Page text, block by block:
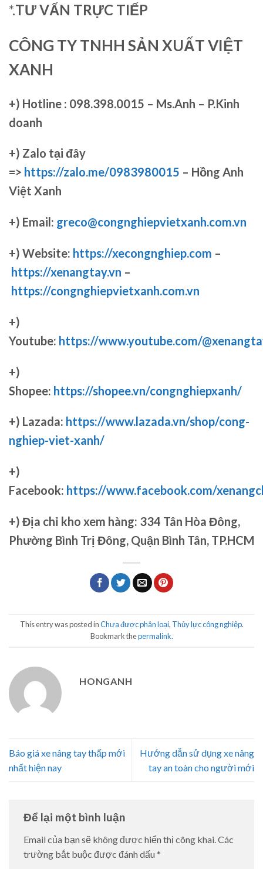
*.TƯ VẤN TRỰC TIẾP
CÔNG TY TNHH SẢN XUẤT VIỆT
XANH
+) Hotline : 098.398.0015 – Ms.Anh – P.Kinh
doanh
+) Zalo tại đây
=> https://zalo.me/0983980015 – Hồng Anh
Việt Xanh
+) Email: greco@congnghiepvietxanh.com.vn
+) Website: https://xecongnghiep.com –
https://xenangtay.vn –
https://congnghiepvietxanh.com.vn
+)
Youtube: https://www.youtube.com/
+)
Shopee: https://shopee.vn/congnghiepxanh/
+) Lazada: https://www.lazada.vn/shop/cong-
nghiep-viet-xanh/
+)
Facebook: https://www.facebook.com/
+) Địa chỉ kho xem hàng: 334 Tân Hòa Đông,
Phường Bình Trị Đông, Quận Bình Tân, TP.HCM
This entry was posted inChưa được phân loại, Thủy lực công nghiệp.
Bookmark thepermalink.
HONGANH
Báo giá xe nâng tay thấp mới
nhất hiện nay
Hướng dẫn sử dụng xe nâng
tay an toàn cho người mới
Để lại một bình luận
Email của bạn sẽ không được hiển thị công khai.Các
trường bắt buộc được đánh dấu *